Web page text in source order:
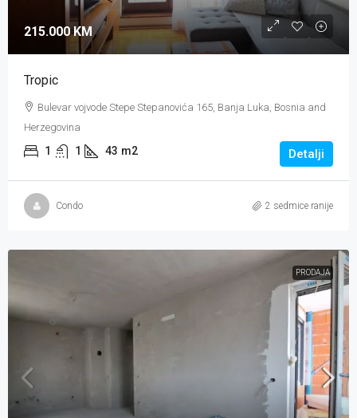
215.000 KM
Tropic
Bulevar vojvode Stepe Stepanovića 165, Banja Luka, Bosnia and
Herzegovina
1 1 43 m2 Detalji
Condo 2 sedmice ranije
PRODAJA